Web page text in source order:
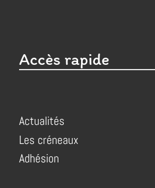
Accès rapide
Actualités
Les créneaux
Adhésion